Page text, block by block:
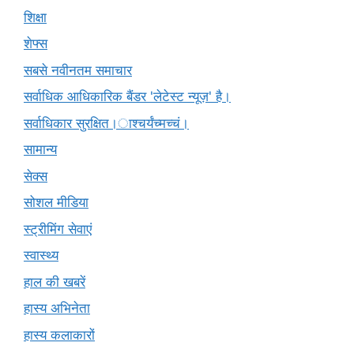
शिक्षा
शेफ्स
सबसे नवीनतम समाचार
सर्वाधिक आधिकारिक बैंडर 'लेटेस्ट न्यूज़' है।
सर्वाधिकार सुरक्षित।ाश्चर्यंच्मच्चं।
सामान्य
सेक्स
सोशल मीडिया
स्ट्रीमिंग सेवाएं
स्वास्थ्य
हाल की खबरें
हास्य अभिनेता
हास्य कलाकारों